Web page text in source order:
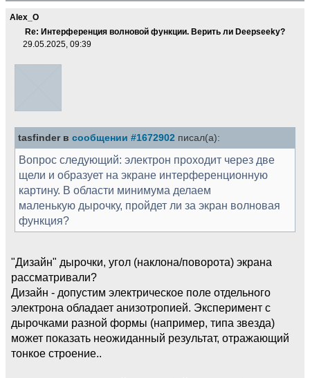
Alex_O
Re: Интерференция волновой функции. Верить ли Deepseekу?
29.05.2025, 09:39
tasfinder в сообщении #1672902 писал(а):
Вопрос следующий: электрон проходит через две
щели и образует на экране интерференционную
картину. В области минимума делаем
маленькую дырочку, пройдет ли за экран волновая
функция?
"Дизайн" дырочки, угол (наклона/поворота) экрана
рассматривали?
Дизайн - допустим электрическое поле отдельного
электрона обладает анизотропией. Эксперимент с
дырочками разной формы (например, типа звезда)
может показать неожиданный результат, отражающий
тонкое строение..